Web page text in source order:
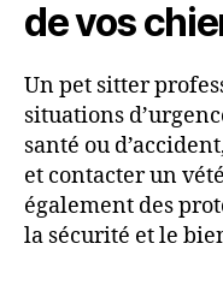
de vos
Un pet sitter
situations
santé ou
et contacter un
également des
la sécurité et le